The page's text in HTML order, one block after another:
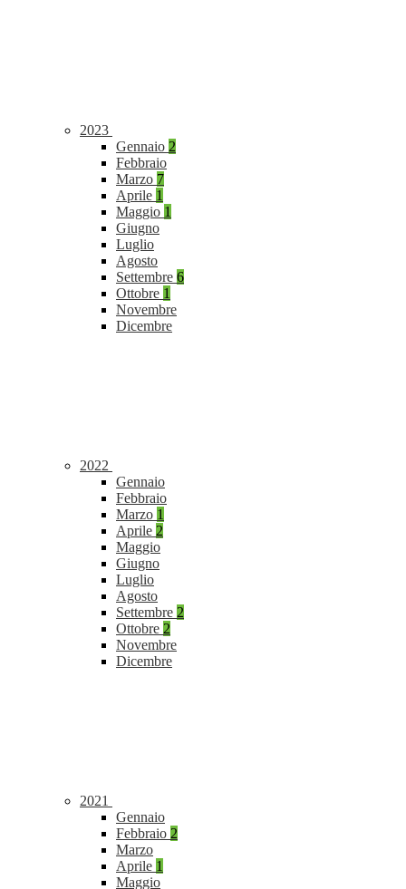
2023
Gennaio 2
Febbraio
Marzo 7
Aprile 1
Maggio 1
Giugno
Luglio
Agosto
Settembre 6
Ottobre 1
Novembre
Dicembre
2022
Gennaio
Febbraio
Marzo 1
Aprile 2
Maggio
Giugno
Luglio
Agosto
Settembre 2
Ottobre 2
Novembre
Dicembre
2021
Gennaio
Febbraio 2
Marzo
Aprile 1
Maggio